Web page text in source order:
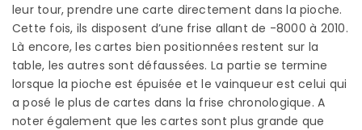
leur tour, prendre une carte directement dans la pioche.
Cette fois, ils disposent d’une frise allant de -8000 à 2010.
Là encore, les cartes bien positionnées restent sur la
table, les autres sont défaussées. La partie se termine
lorsque la pioche est épuisée et le vainqueur est celui qui
a posé le plus de cartes dans la frise chronologique. A
noter également que les cartes sont plus grande que